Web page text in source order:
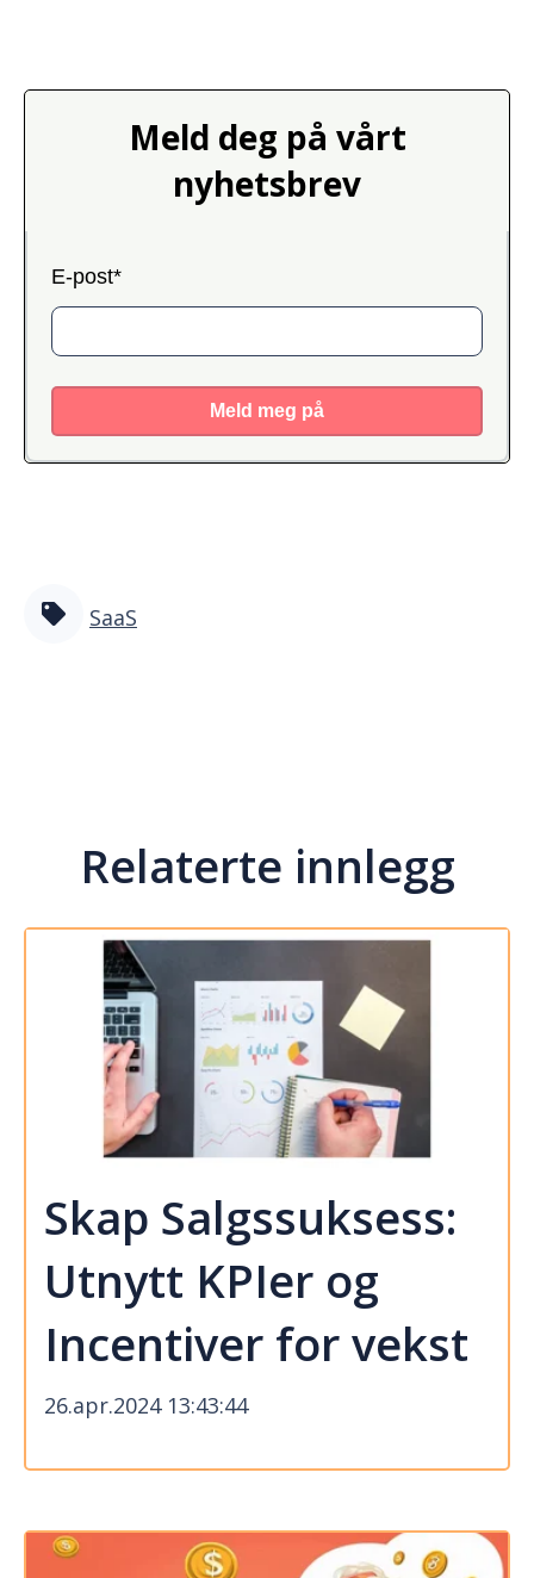
Meld deg på vårt
nyhetsbrev
E-post*
SaaS
Relaterte innlegg
Skap Salgssuksess:
Utnytt KPIer og
Incentiver for vekst
26.apr.2024 13:43:44